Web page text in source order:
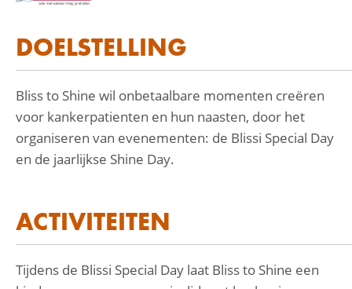
DOELSTELLING
Bliss to Shine wil onbetaalbare momenten creëren
voor kankerpatienten en hun naasten, door het
organiseren van evenementen: de Blissi Special Day
en de jaarlijkse Shine Day.
ACTIVITEITEN
Tijdens de Blissi Special Day laat Bliss to Shine een